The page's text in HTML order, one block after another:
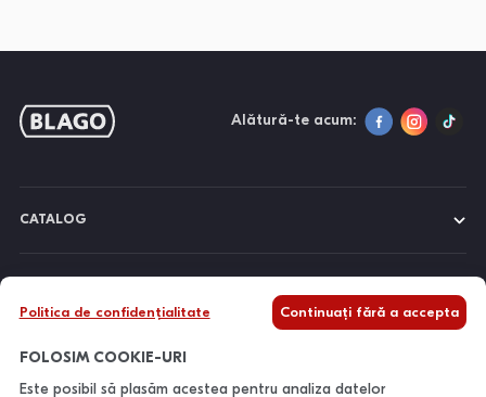
Alătură-te acum:
CATALOG
INFORMAȚII
Politica de confidențialitate Continuați fără a accepta
FOLOSIM COOKIE-URI
Este posibil să plasăm acestea pentru analiza datelor